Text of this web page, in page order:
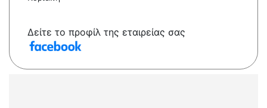
Δείτε το προφίλ της εταιρείας σας